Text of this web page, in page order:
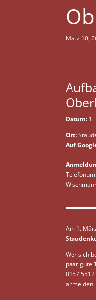
März 10,
Datum: 1.
Ort:
Auf
Am 1.
Wer sich
paar gute
0157
anmelden